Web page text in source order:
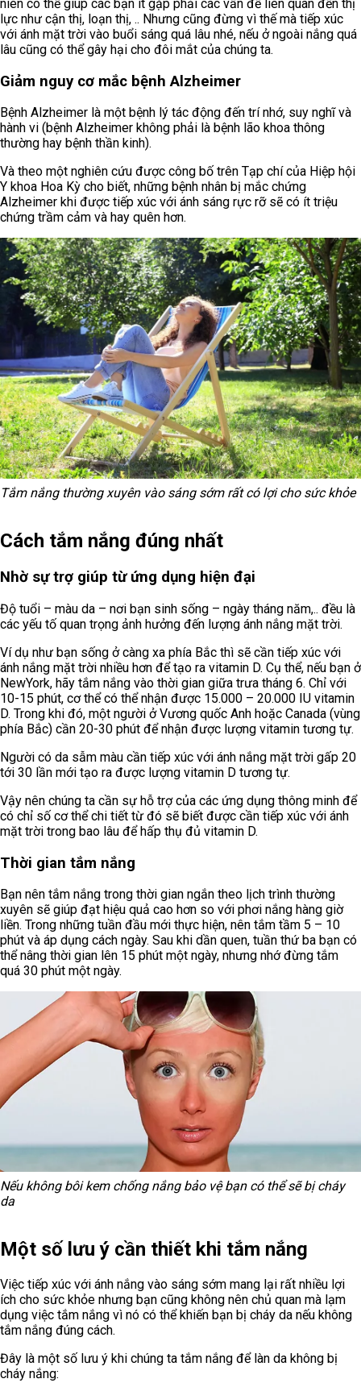
niên có thể giúp các bạn ít gặp phải các vấn đề liên quan đến thị
lực như cận thị, loạn thị, .. Nhưng cũng đừng vì thế mà tiếp xúc
với ánh mặt trời vào buổi sáng quá lâu nhé, nếu ở ngoài nắng quá
lâu cũng có thể gây hại cho đôi mắt của chúng ta.
Giảm nguy cơ mắc bệnh Alzheimer
Bệnh Alzheimer là một bệnh lý tác động đến trí nhớ, suy nghĩ và
hành vi (bệnh Alzheimer không phải là bệnh lão khoa thông
thường hay bệnh thần kinh).
Và theo một nghiên cứu được công bố trên Tạp chí của Hiệp hội
Y khoa Hoa Kỳ cho biết, những bệnh nhân bị mắc chứng
Alzheimer khi được tiếp xúc với ánh sáng rực rỡ sẽ có ít triệu
chứng trầm cảm và hay quên hơn.
Tắm nắng thường xuyên vào sáng sớm rất có lợi cho sức khỏe
Cách tắm nắng đúng nhất
Nhờ sự trợ giúp từ ứng dụng hiện đại
Độ tuổi – màu da – nơi bạn sinh sống – ngày tháng năm,.. đều là
các yếu tố quan trọng ảnh hưởng đến lượng ánh nắng mặt trời.
Ví dụ như bạn sống ở càng xa phía Bắc thì sẽ cần tiếp xúc với
ánh nắng mặt trời nhiều hơn để tạo ra vitamin D. Cụ thể, nếu bạn ở
NewYork, hãy tắm nắng vào thời gian giữa trưa tháng 6. Chỉ với
10-15 phút, cơ thể có thể nhận được 15.000 – 20.000 IU vitamin
D. Trong khi đó, một người ở Vương quốc Anh hoặc Canada (vùng
phía Bắc) cần 20-30 phút để nhận được lượng vitamin tương tự.
Người có da sẫm màu cần tiếp xúc với ánh nắng mặt trời gấp 20
tới 30 lần mới tạo ra được lượng vitamin D tương tự.
Vậy nên chúng ta cần sự hỗ trợ của các ứng dụng thông minh để
có chỉ số cơ thể chi tiết từ đó sẽ biết được cần tiếp xúc với ánh
mặt trời trong bao lâu để hấp thụ đủ vitamin D.
Thời gian tắm nắng
Bạn nên tắm nắng trong thời gian ngắn theo lịch trình thường
xuyên sẽ giúp đạt hiệu quả cao hơn so với phơi nắng hàng giờ
liền. Trong những tuần đầu mới thực hiện, nên tắm tầm 5 – 10
phút và áp dụng cách ngày. Sau khi dần quen, tuần thứ ba bạn có
thể nâng thời gian lên 15 phút một ngày, nhưng nhớ đừng tắm
quá 30 phút một ngày.
Nếu không bôi kem chống nắng bảo vệ bạn có thể sẽ bị cháy
da
Một số lưu ý cần thiết khi tắm nắng
Việc tiếp xúc với ánh nắng vào sáng sớm mang lại rất nhiều lợi
ích cho sức khỏe nhưng bạn cũng không nên chủ quan mà lạm
dụng việc tắm nắng vì nó có thể khiến bạn bị cháy da nếu không
tắm nắng đúng cách.
Đây là một số lưu ý khi chúng ta tắm nắng để làn da không bị
cháy nắng: